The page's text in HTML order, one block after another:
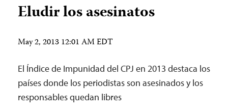
Eludir los asesinatos
May 2, 2013 12:01 AM EDT
El Índice de Impunidad del CPJ en 2013 destaca los
países donde los periodistas son asesinados y los
responsables quedan libres